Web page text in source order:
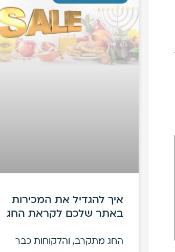
איך להגדיל את המכירות
באתר שלכם לקראת החג
החג מתקרב, והלקוחות כבר